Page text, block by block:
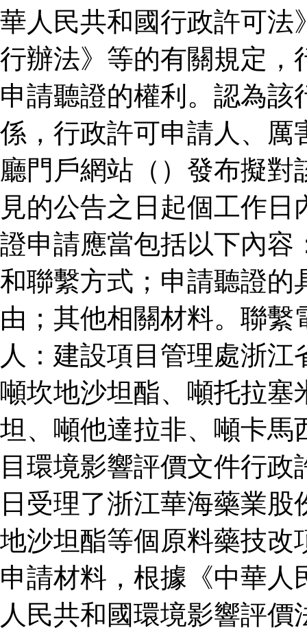
華人民共和國行政許可法
行辦法》等的有關規定，
申請聽證的權利。認為
係，行政許可申請人、厲
廳門戶網站（）發布擬
見的公告之日起個工作
證申請應當包括以下內容
和聯繫方式；申請聽證的
由；其他相關材料。聯
人：建設項目管理處浙
噸坎地沙坦酯、噸托拉塞
坦、噸他達拉非、噸卡馬
目環境影響評價文件行
日受理了浙江華海藥業
地沙坦酯等個原料藥技改
申請材料，根據《中華
人民共和國環境影響評